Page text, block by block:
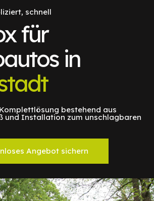
schnell
für
in
bestehend aus
und Installation zum unschlagbaren
Angebot sichern